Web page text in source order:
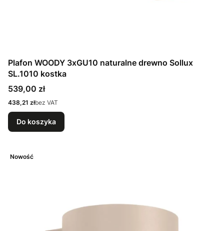
Plafon WOODY 3xGU10 naturalne drewno Sollux
SL.1010 kostka
Cena
539,00 zł
Cena
438,21 złbez VAT
Do koszyka
Nowość